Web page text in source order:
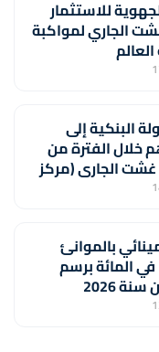
للاستثمار
10 إلى 13 غشت الجاري لمواكبة
البنكية إلى
درهم خلال الفترة من
29 يوليوز إلى 5 غشت الجاري (مركز
بالموانئ
المغربية بـ14,4 في المائة برسم
2026